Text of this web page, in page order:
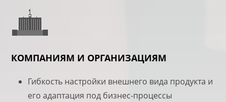
КОМПАНИЯМ И ОРГАНИЗАЦИЯМ
Гибкость настройки внешнего вида продукта и
его адаптация под бизнес-процессы